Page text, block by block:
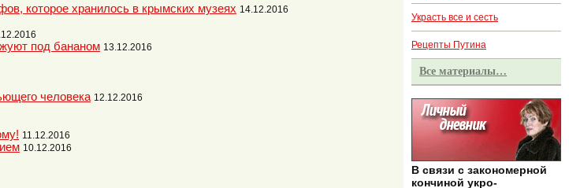
которое хранилось в крымских музеях 14.12.2016
под бананом 13.12.2016
человека 12.12.2016
11.12.2016
10.12.2016
Украсть все и сесть
Рецепты Путина
Все материалы…
В связи с закономерной
кончиной укро-